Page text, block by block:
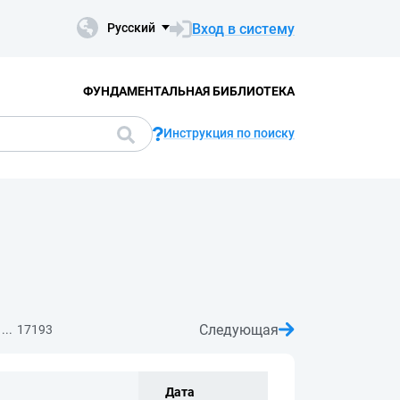
Русский Вход в систему
ФУНДАМЕНТАЛЬНАЯ БИБЛИОТЕКА
Инструкция по поиску
... 17193 Следующая
Дата